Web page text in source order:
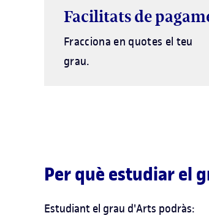
Facilitats de
Fracciona en quotes el teu
grau.
Per què estudiar el
Estudiant el grau d'Arts podràs: